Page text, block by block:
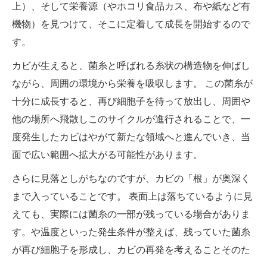
上）、そして栄養源（やホコリ食品カス、布や紙など有
機物）を見つけて、そこに定着して成長を開始するので
す。
カビが生えると、菌糸と呼ばれる糸状の構造物を伸ばし
ながら、周囲の環境から栄養を吸収します。 この菌糸が
十分に成長すると、再び細胞子を待って放出し、周囲や
他の場所へ飛散しこのサイクルが進行されることで、一
度発生したカビはやがて新たな領域へと進んでいき、当
面で広い範囲へ拡大がる可能性があります。
さらに見落としがちなのですが、カビの「根」が奥深く
まで入っていることです。 表面上は落ちているように見
えても、実際には菌糸の一部が残っている場合がありま
す。や温度といった発生条件が整えば、残っていた菌糸
が再び細胞子を形成し、カビの再発を考えることそのた